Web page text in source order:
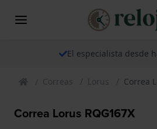
El especialista desde
Correas Lorus Correa
Correa Lorus RQG167X